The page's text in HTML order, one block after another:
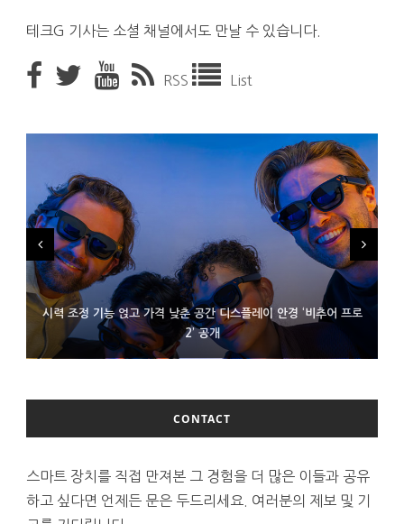
테크G 기사는 소셜 채널에서도 만날 수 있습니다.
RSS List
시력 조정 기능 얹고 가격 낮춘 공간 디스플레이 안경 ‘비추어 프로
2’ 공개
D램 부족에 10억달러어치 아이폰18 프로세서 패키징 대기 중
300~400달러 반지형 스피커 준비하는 오픈AI
CONTACT
스마트 장치를 직접 만져본 그 경험을 더 많은 이들과 공유
하고 싶다면 언제든 문은 두드리세요. 여러분의 제보 및 기